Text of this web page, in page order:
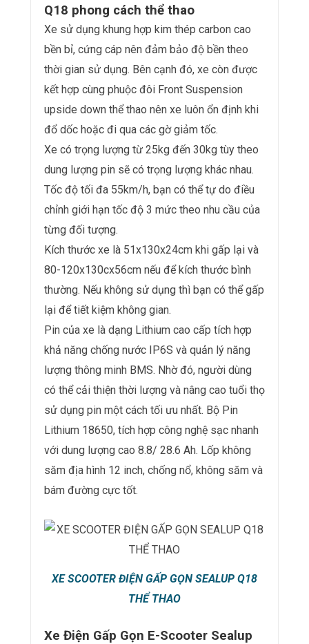
Q18 phong cách thể thao
Xe sử dụng khung hợp kim thép carbon cao
bền bỉ, cứng cáp nên đảm bảo độ bền theo
thời gian sử dụng. Bên cạnh đó, xe còn được
kết hợp cùng phuộc đôi Front Suspension
upside down thể thao nên xe luôn ổn định khi
đổ dốc hoặc đi qua các gờ giảm tốc.
Xe có trọng lượng từ 25kg đến 30kg tùy theo
dung lượng pin sẽ có trọng lượng khác nhau.
Tốc độ tối đa 55km/h, bạn có thể tự do điều
chỉnh giới hạn tốc độ 3 mức theo nhu cầu của
từng đối tượng.
Kích thước xe là 51x130x24cm khi gấp lại và
80-120x130cx56cm nếu để kích thước bình
thường. Nếu không sử dụng thì bạn có thể gấp
lại để tiết kiệm không gian.
Pin của xe là dạng Lithium cao cấp tích hợp
khả năng chống nước IP6S và quản lý năng
lượng thông minh BMS. Nhờ đó, người dùng
có thể cải thiện thời lượng và nâng cao tuổi thọ
sử dụng pin một cách tối ưu nhất. Bộ Pin
Lithium 18650, tích hợp công nghệ sạc nhanh
với dung lượng cao 8.8/ 28.6 Ah. Lốp không
săm địa hình 12 inch, chống nổ, không săm và
bám đường cực tốt.
XE SCOOTER ĐIỆN GẤP GỌN SEALUP Q18
THỂ THAO
Xe Điện Gấp Gọn E-Scooter Sealup